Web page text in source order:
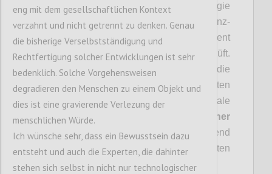
Aufbauend auf einer soliden Basistechnologie
haben wir nun die Möglichkeit, einen Distanz-
Assistenten herbeizuführen, der permanent
die Distanzen zwischen Personen prüft.
Dieser könnte aktiv werden, falls die
erforderlichen Distanzen unterschritten
werden. Das System würde als lokale
Recheneinheit (keine Cloud!) mit
einfacher
2D Kamerafungieren, wo laufend
anonymisierte ortsbezogene Distanzdaten
berechnet werden.
eng mit dem gesellschaftlichen Kontext
verzahnt und nicht getrennt zu denken. Genau
die bisherige Verselbstständigung und
Rechtfertigung solcher Entwicklungen ist sehr
bedenklich. Solche Vorgehensweisen
degradieren den Menschen zu einem Objekt und
dies ist eine gravierende Verlezung der
menschlichen Würde.
Ich wünsche sehr, dass ein Bewusstsein dazu
entsteht und auch die Experten, die dahinter
stehen sich selbst in nicht nur technologischer